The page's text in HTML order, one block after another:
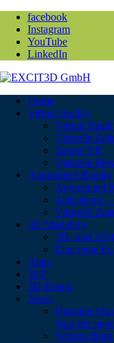
facebook
Instagram
YouTube
LinkedIn
Home
Virtual Reality
Virtual
Virtuelle
Senior-VR
Virtuelle
Augmented Reality
Augmented
Zeitsprung –
Virtuelle
3D Modeling
3D- und 2D-
Eine neue
Apps
360°
3D-Druck
News
Digitaler
Start der
Schloss